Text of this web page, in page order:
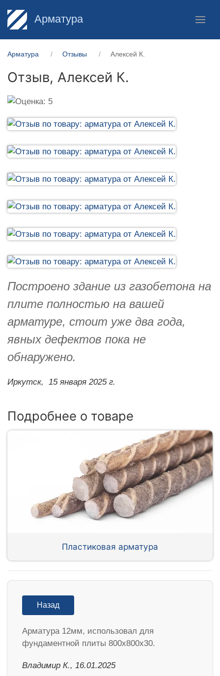
Арматура
Арматура Отзывы Алексей К.
Отзыв, Алексей К.
Построено здание из газобетона на
плите полностью на вашей
арматуре, стоит уже два года,
явных дефектов пока не
обнаружено.
Иркутск, 15 января 2025 г.
Подробнее о товаре
Пластиковая арматура
Назад
Арматура 12мм, использовал для
фундаментной плиты 800х800х30.
Владимир К., 16.01.2025